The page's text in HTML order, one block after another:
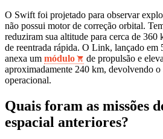
O Swift foi projetado para observar
não possui motor de correção orbital.
reduziram sua altitude para cerca de 360
de reentrada rápida. O Link, lançado em
anexa um módulo
de propulsão e
aproximadamente 240 km, devolvendo o
operacional.
Quais foram as missões
espacial anteriores?